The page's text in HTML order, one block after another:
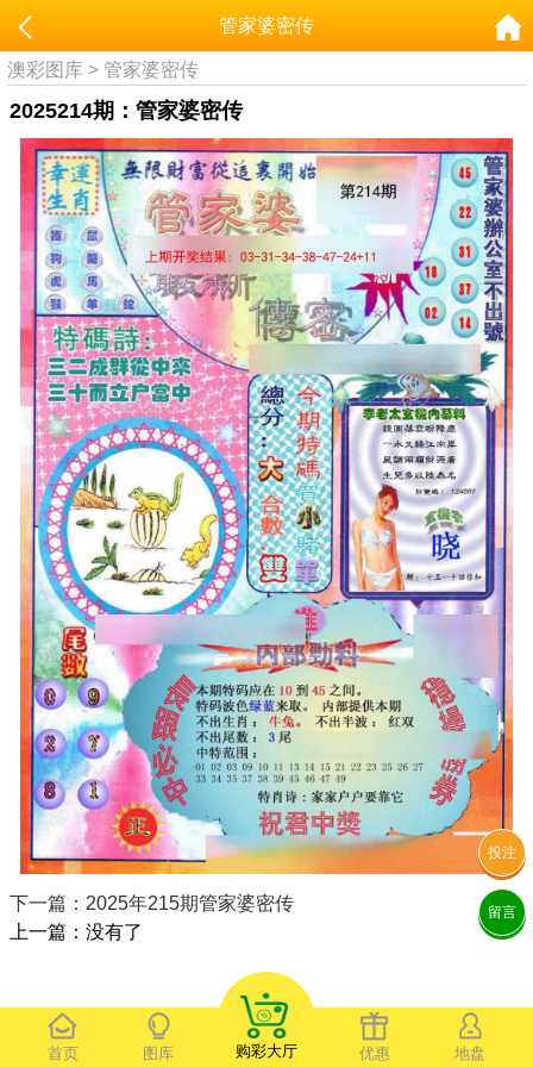
首页 图库 购彩大厅 优惠 地盘
投注
留言
管家婆密传
澳彩图库 > 管家婆密传
2025214期：管家婆密传
下一篇：2025年215期管家婆密传
上一篇：没有了